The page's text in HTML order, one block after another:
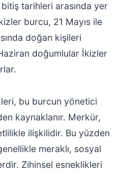
tarihleri arasında yer
burcu, 21 Mayıs ile
doğan kişileri
doğumlular İkizler
bu burcun yönetici
kaynaklanır. Merkür,
ilişkilidir. Bu yüzden
meraklı, sosyal
Zihinsel esneklikleri